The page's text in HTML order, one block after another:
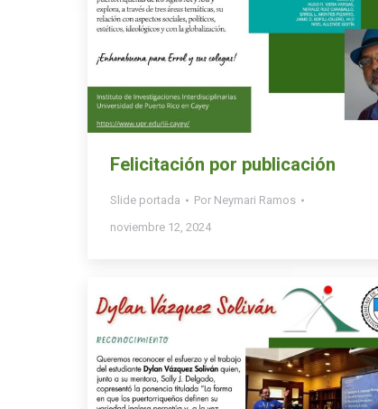
Felicitación por publicación
Slide portada Por Neymari Ramos
noviembre 12, 2024